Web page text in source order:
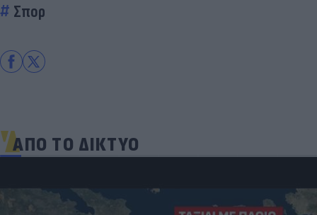
Σπορ
ΑΠΟ ΤΟ ΔΙΚΤΥΟ